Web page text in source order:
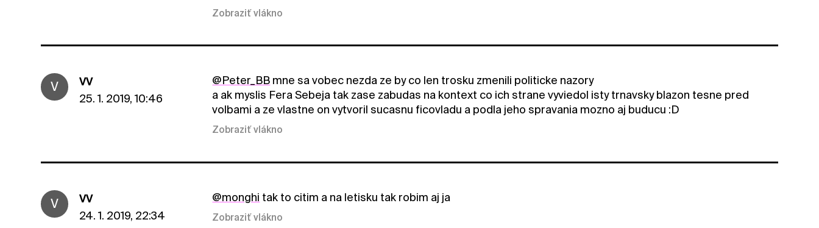
Zobraziť vlákno
V
VV
25. 1. 2019, 10:46
@Peter_BB mne sa vobec nezda ze by co len trosku zmenili politicke nazory
a ak myslis Fera Sebeja tak zase zabudas na kontext co ich strane vyviedol isty trnavsky blazon tesne pred
volbami a ze vlastne on vytvoril sucasnu ficovladu a podla jeho spravania mozno aj buducu :D
Zobraziť vlákno
V
VV
24. 1. 2019, 22:34
@monghi tak to citim a na letisku tak robim aj ja
Zobraziť vlákno